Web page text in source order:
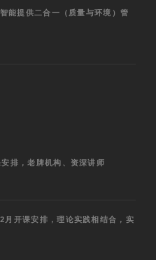
能提供二合一（质量与环境）管
排，老牌机构、资深讲师
月开课安排，理论实践相结合，实